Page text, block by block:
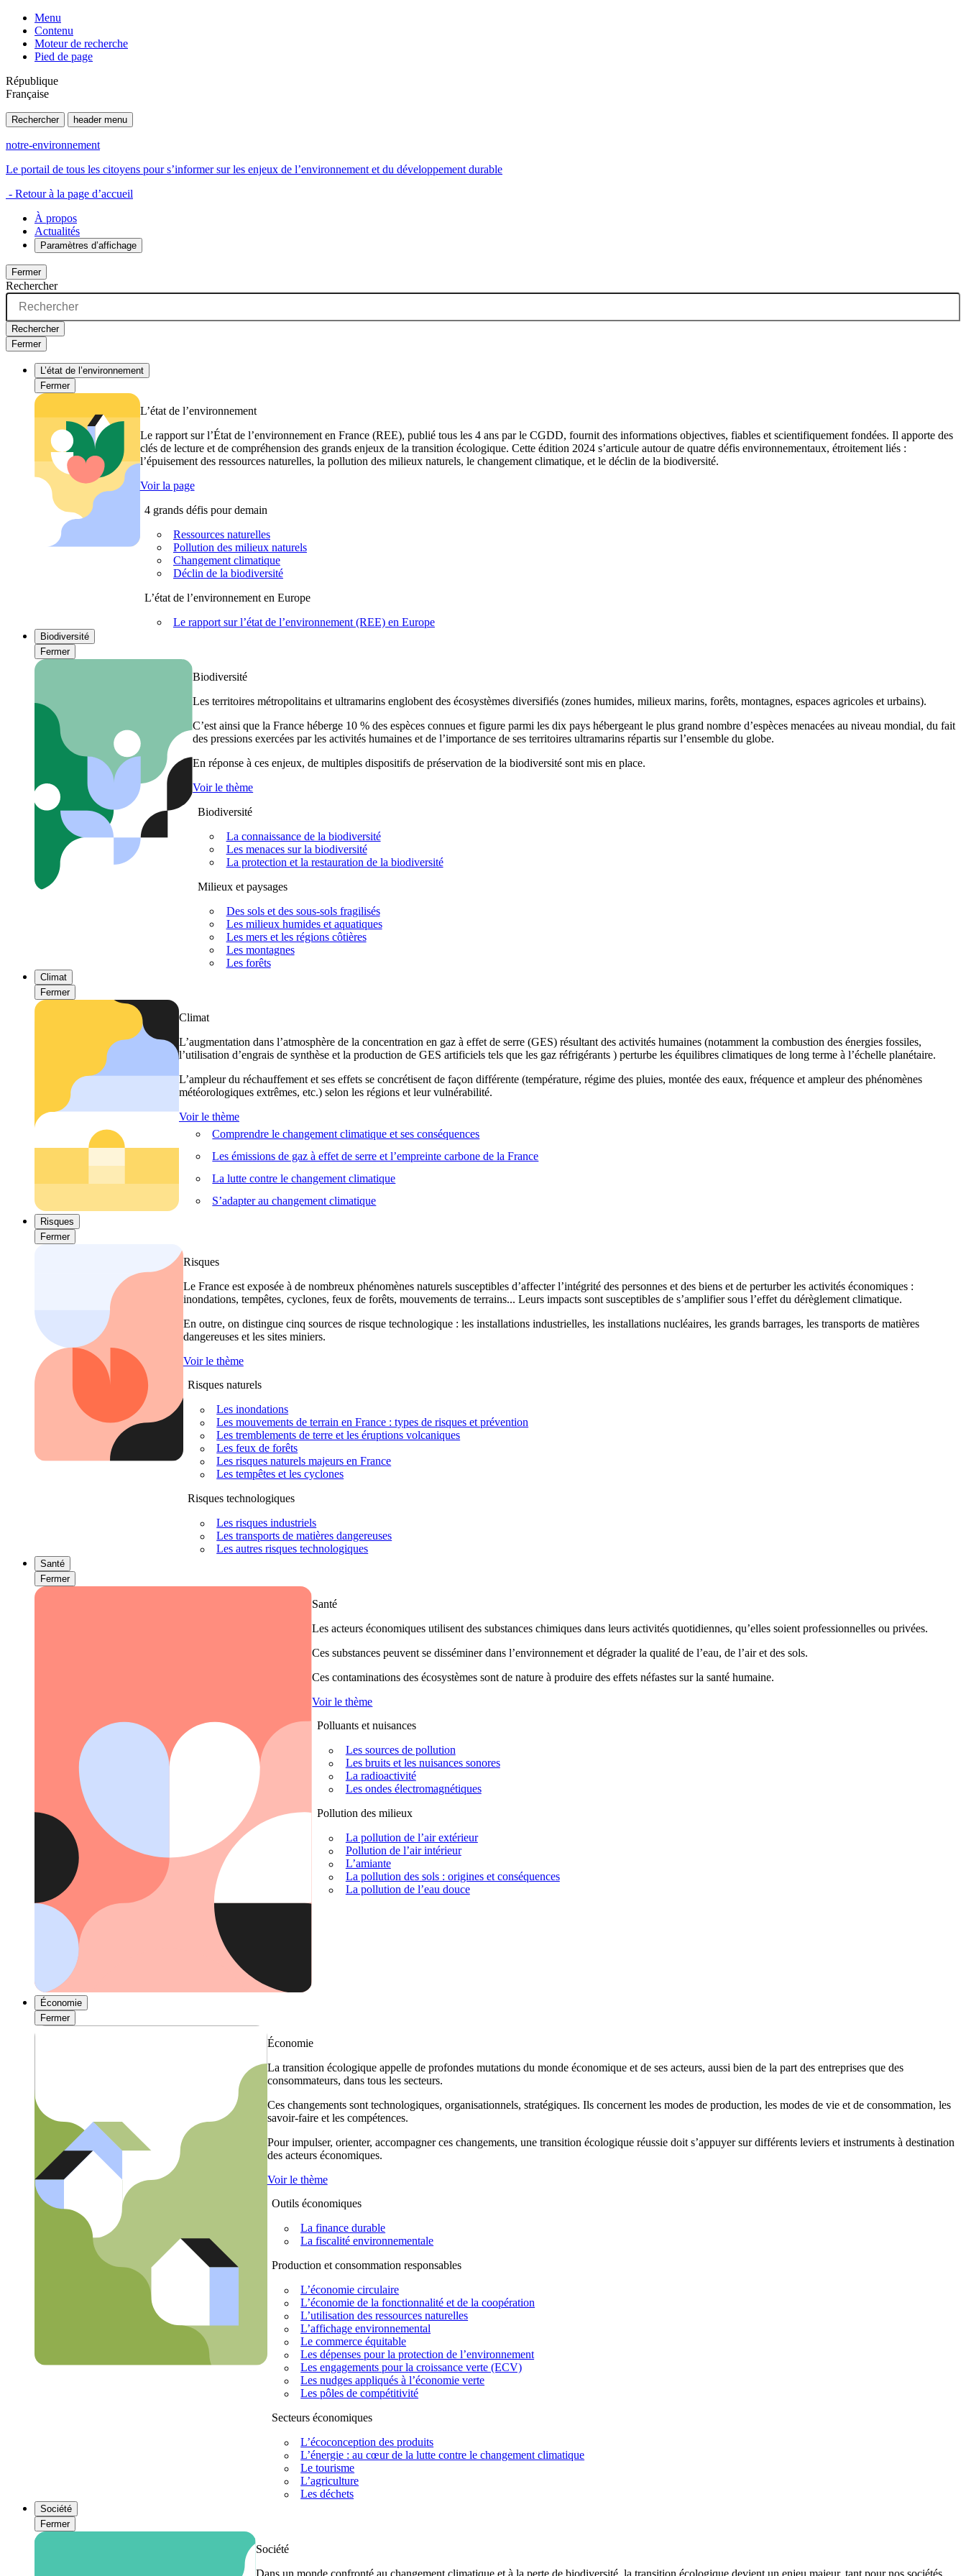
Menu
Contenu
Moteur de recherche
Pied de page
République
Française
Rechercher header menu
notre-environnement
Le portail de tous les citoyens pour s’informer sur les enjeux de l’environnement et du développement durable
- Retour à la page d’accueil
À propos
Actualités
Paramètres d’affichage
Fermer
Rechercher
Rechercher
Fermer
L’état de l’environnement
Fermer
L’état de l’environnement
Le rapport sur l’État de l’environnement en France (REE), publié tous les 4 ans par le CGDD, fournit des informations objectives, fiables et scientifiquement fondées. Il apporte des
clés de lecture et de compréhension des grands enjeux de la transition écologique. Cette édition 2024 s’articule autour de quatre défis environnementaux, étroitement liés :
l’épuisement des ressources naturelles, la pollution des milieux naturels, le changement climatique, et le déclin de la biodiversité.
Voir la page
4 grands défis pour demain
Ressources naturelles
Pollution des milieux naturels
Changement climatique
Déclin de la biodiversité
L’état de l’environnement en Europe
Le rapport sur l’état de l’environnement (REE) en Europe
Biodiversité
Fermer
Biodiversité
Les territoires métropolitains et ultramarins englobent des écosystèmes diversifiés (zones humides, milieux marins, forêts, montagnes, espaces agricoles et urbains).
C’est ainsi que la France héberge 10 % des espèces connues et figure parmi les dix pays hébergeant le plus grand nombre d’espèces menacées au niveau mondial, du fait
des pressions exercées par les activités humaines et de l’importance de ses territoires ultramarins répartis sur l’ensemble du globe.
En réponse à ces enjeux, de multiples dispositifs de préservation de la biodiversité sont mis en place.
Voir le thème
Biodiversité
La connaissance de la biodiversité
Les menaces sur la biodiversité
La protection et la restauration de la biodiversité
Milieux et paysages
Des sols et des sous-sols fragilisés
Les milieux humides et aquatiques
Les mers et les régions côtières
Les montagnes
Les forêts
Climat
Fermer
Climat
L’augmentation dans l’atmosphère de la concentration en gaz à effet de serre (GES) résultant des activités humaines (notamment la combustion des énergies fossiles,
l’utilisation d’engrais de synthèse et la production de GES artificiels tels que les gaz réfrigérants ) perturbe les équilibres climatiques de long terme à l’échelle planétaire.
L’ampleur du réchauffement et ses effets se concrétisent de façon différente (température, régime des pluies, montée des eaux, fréquence et ampleur des phénomènes
météorologiques extrêmes, etc.) selon les régions et leur vulnérabilité.
Voir le thème
Comprendre le changement climatique et ses conséquences
Les émissions de gaz à effet de serre et l’empreinte carbone de la France
La lutte contre le changement climatique
S’adapter au changement climatique
Risques
Fermer
Risques
Le France est exposée à de nombreux phénomènes naturels susceptibles d’affecter l’intégrité des personnes et des biens et de perturber les activités économiques :
inondations, tempêtes, cyclones, feux de forêts, mouvements de terrains... Leurs impacts sont susceptibles de s’amplifier sous l’effet du dérèglement climatique.
En outre, on distingue cinq sources de risque technologique : les installations industrielles, les installations nucléaires, les grands barrages, les transports de matières
dangereuses et les sites miniers.
Voir le thème
Risques naturels
Les inondations
Les mouvements de terrain en France : types de risques et prévention
Les tremblements de terre et les éruptions volcaniques
Les feux de forêts
Les risques naturels majeurs en France
Les tempêtes et les cyclones
Risques technologiques
Les risques industriels
Les transports de matières dangereuses
Les autres risques technologiques
Santé
Fermer
Santé
Les acteurs économiques utilisent des substances chimiques dans leurs activités quotidiennes, qu’elles soient professionnelles ou privées.
Ces substances peuvent se disséminer dans l’environnement et dégrader la qualité de l’eau, de l’air et des sols.
Ces contaminations des écosystèmes sont de nature à produire des effets néfastes sur la santé humaine.
Voir le thème
Polluants et nuisances
Les sources de pollution
Les bruits et les nuisances sonores
La radioactivité
Les ondes électromagnétiques
Pollution des milieux
La pollution de l’air extérieur
Pollution de l’air intérieur
L’amiante
La pollution des sols : origines et conséquences
La pollution de l’eau douce
Économie
Fermer
Économie
La transition écologique appelle de profondes mutations du monde économique et de ses acteurs, aussi bien de la part des entreprises que des
consommateurs, dans tous les secteurs.
Ces changements sont technologiques, organisationnels, stratégiques. Ils concernent les modes de production, les modes de vie et de consommation, les
savoir-faire et les compétences.
Pour impulser, orienter, accompagner ces changements, une transition écologique réussie doit s’appuyer sur différents leviers et instruments à destination
des acteurs économiques.
Voir le thème
Outils économiques
La finance durable
La fiscalité environnementale
Production et consommation responsables
L’économie circulaire
L’économie de la fonctionnalité et de la coopération
L’utilisation des ressources naturelles
L’affichage environnemental
Le commerce équitable
Les dépenses pour la protection de l’environnement
Les engagements pour la croissance verte (ECV)
Les nudges appliqués à l’économie verte
Les pôles de compétitivité
Secteurs économiques
L’écoconception des produits
L’énergie : au cœur de la lutte contre le changement climatique
Le tourisme
L’agriculture
Les déchets
Société
Fermer
Société
Dans un monde confronté au changement climatique et à la perte de biodiversité, la transition écologique devient un enjeu majeur, tant pour nos sociétés